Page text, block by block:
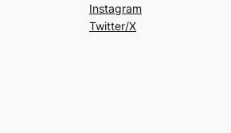
Instagram
Twitter/X